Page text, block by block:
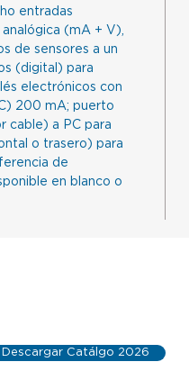
entradas
(mA + V),
de sensores a un
(digital) para
electrónicos con
200 mA; puerto
cable) a PC para
o trasero) para
de
en blanco o
Descargar Catálgo 2026